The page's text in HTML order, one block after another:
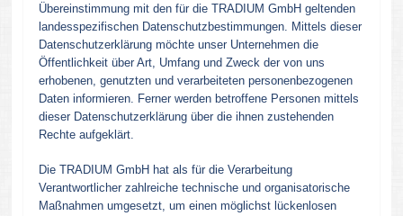
Übereinstimmung mit den für die TRADIUM GmbH geltenden
landesspezifischen Datenschutzbestimmungen. Mittels dieser
Datenschutzerklärung möchte unser Unternehmen die
Öffentlichkeit über Art, Umfang und Zweck der von uns
erhobenen, genutzten und verarbeiteten personenbezogenen
Daten informieren. Ferner werden betroffene Personen mittels
dieser Datenschutzerklärung über die ihnen zustehenden
Rechte aufgeklärt.
Die TRADIUM GmbH hat als für die Verarbeitung
Verantwortlicher zahlreiche technische und organisatorische
Maßnahmen umgesetzt, um einen möglichst lückenlosen